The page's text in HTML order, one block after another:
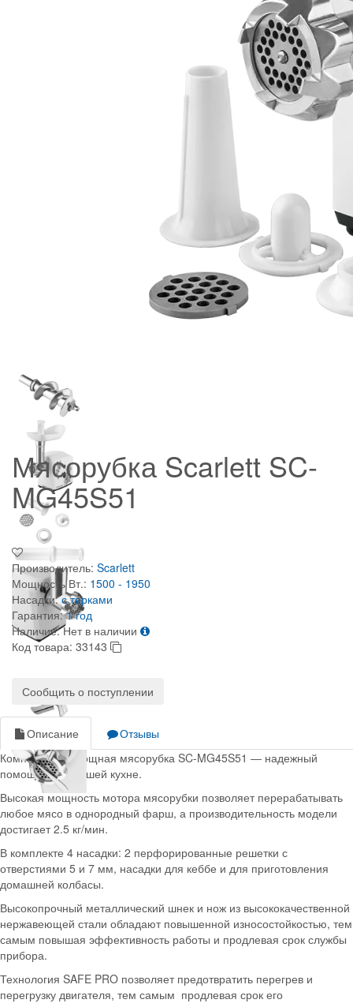
Мясорубка Scarlett SC-
MG45S51
Производитель: Scarlett
Мощность Вт.: 1500 - 1950
Насадки: с терками
Гарантия: 1 год
Наличие: Нет в наличии
Код товара: 33143
Сообщить о поступлении
Описание
Отзывы
Компактная и мощная мясорубка SC-MG45S51 ― надежный
помощник на Вашей кухне.
Высокая мощность мотора мясорубки позволяет перерабатывать
любое мясо в однородный фарш, а производительность модели
достигает 2.5 кг/мин.
В комплекте 4 насадки: 2 перфорированные решетки с
отверстиями 5 и 7 мм, насадки для кеббе и для приготовления
домашней колбасы.
Высокопрочный металлический шнек и нож из высококачественной
нержавеющей стали обладают повышенной износостойкостью, тем
самым повышая эффективность работы и продлевая срок службы
прибора.
Технология SAFE PRO позволяет предотвратить перегрев и
перегрузку двигателя, тем самым продлевая срок его